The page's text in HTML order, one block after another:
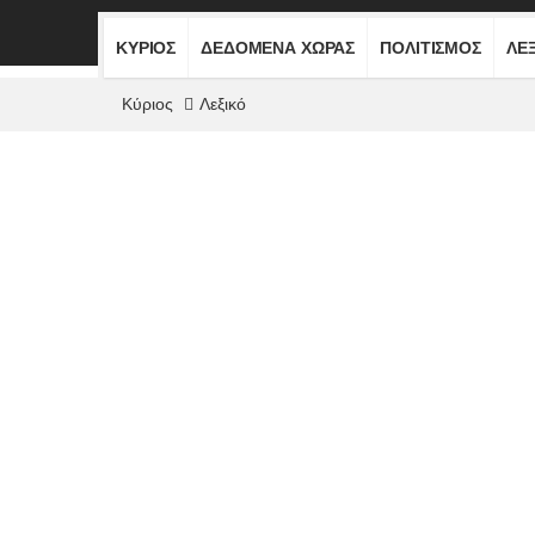
ΚΎΡΙΟΣ ΔΕΔΟΜΈΝΑ ΧΏΡΑΣ ΠΟΛΙΤΙΣΜΌΣ
Κύριος Λεξικό